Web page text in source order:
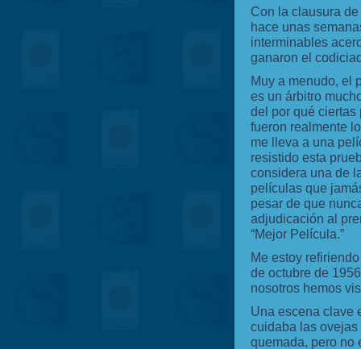
Con la clausura de
hace unas
interminables
ganaron el
Muy a menudo, el
es un árbitro
del por qué ciertas
fueron realmente
me lleva a una
resistido esta
considera una de
películas que
pesar de que
adjudicación al
“Mejor Película.”
Me estoy
de octubre de
nosotros hemos
Una escena clave
cuidaba las ovejas
quemada, pero no